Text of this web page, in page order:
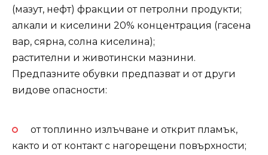
(мазут, нефт) фракции от петролни продукти;
алкали и киселини 20% концентрация (гасена
вар, сярна, солна киселина);
растителни и животински мазнини.
Предпазните обувки предпазват и от други
видове опасности:
от топлинно излъчване и открит пламък,
както и от контакт с нагорещени повърхности;